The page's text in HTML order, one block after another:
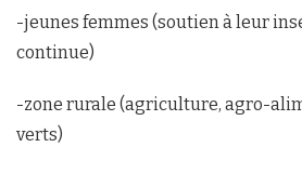
-jeunes femmes (soutien à leur
continue)
-zone rurale (agriculture, agro-
verts)